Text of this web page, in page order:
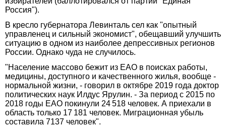
Россия").
В кресло губернатора Левинталь сел как "опытный
управленец и сильный экономист", обещавший улучшить
ситуацию в одном из наиболее депрессивных регионов
России. Однако чуда не случилось.
"Население массово бежит из ЕАО в поисках работы,
медицины, доступного и качественного жилья, вообще -
нормальной жизни, - говорил в октябре 2019 года доктор
политических наук Илдус Ярулин. - За период с 2015 по
2018 годы ЕАО покинули 24 518 человек. А приехали в
область только 17 181 человек. Миграционная убыль
составила 7137 человек".